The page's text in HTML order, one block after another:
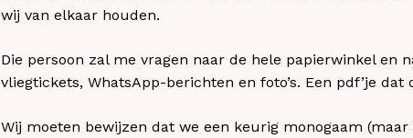
wij van elkaar houden.
Die persoon zal me vragen naar de hele papierwinkel en
vliegtickets, WhatsApp-berichten en foto’s. Een pdf’je dat
Wij moeten bewijzen dat we een keurig monogaam